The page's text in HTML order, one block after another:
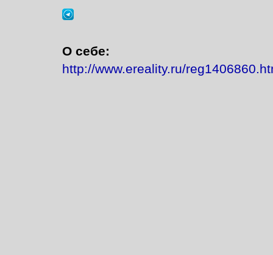
О себе:
http://www.ereality.ru/